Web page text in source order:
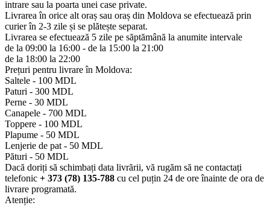
intrare sau la poarta unei case private.
Livrarea în orice alt oraș sau oraș din Moldova se efectuează prin
curier în 2-3 zile și se plătește separat.
Livrarea se efectuează 5 zile pe săptămână la anumite intervale
de la 09:00 la 16:00 - de la 15:00 la 21:00
de la 18:00 la 22:00
Prețuri pentru livrare în Moldova:
Saltele - 100 MDL
Paturi - 300 MDL
Perne - 30 MDL
Canapele - 700 MDL
Toppere - 100 MDL
Plapume - 50 MDL
Lenjerie de pat - 50 MDL
Pături - 50 MDL
Dacă doriți să schimbați data livrării, vă rugăm să ne contactați
telefonic + 373 (78) 135-788 cu cel puțin 24 de ore înainte de ora de
livrare programată.
Atenție: